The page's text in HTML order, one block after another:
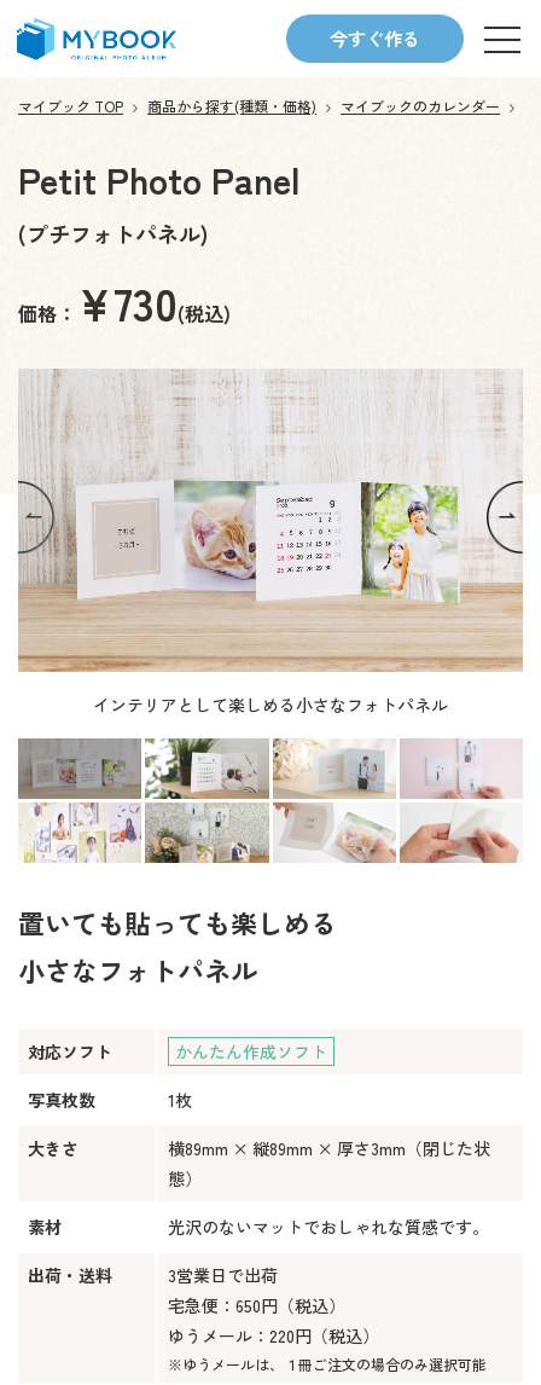
今すぐ作る
マイブック TOP 商品から探す(種類・価格) マイブックのカレンダー
インテリアとして楽しめる小さなフォトパネル
Petit Photo Panel
(プチフォトパネル)
価格： ¥730(税込)
置いても貼っても楽しめる
小さなフォトパネル
対応ソフト
かんたん作成ソフト
写真枚数
1枚
大きさ
横89mm × 縦89mm × 厚さ3mm（閉じた状
態）
素材
光沢のないマットでおしゃれな質感です。
出荷・送料
3営業日で出荷
宅急便：650円（税込）
ゆうメール：220円（税込）
※ゆうメールは、１冊ご注文の場合のみ選択可能